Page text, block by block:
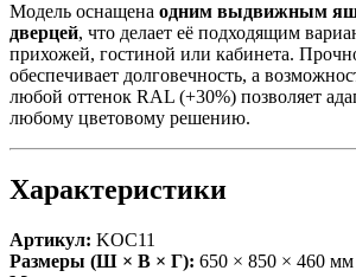
Модель оснащена одним выдвижным
дверцей, что делает её подходящим
прихожей, гостиной или кабинета.
обеспечивает долговечность, а
любой оттенок RAL (+30%) позволяет
любому цветовому решению.
Характеристики
Артикул: KOC11
Размеры (Ш × В × Г): 650 × 850 × 460 мм